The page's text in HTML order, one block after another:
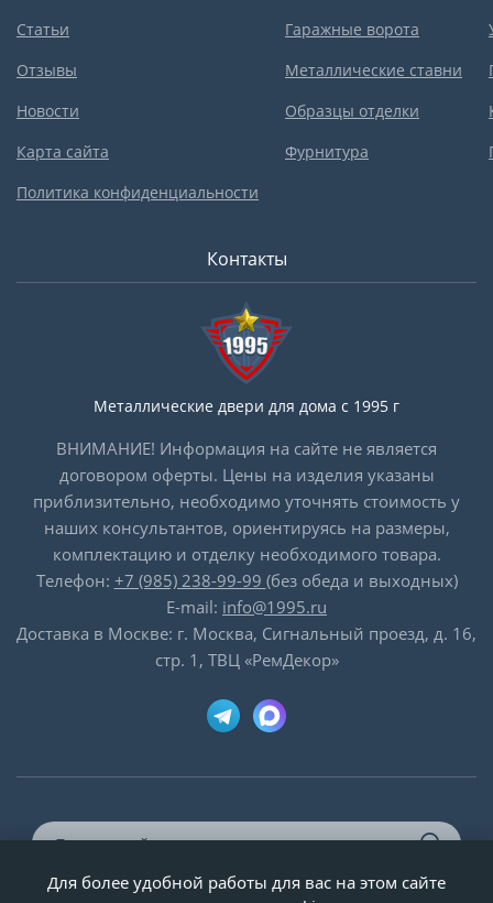
Статьи
Отзывы
Новости
Карта сайта
Политика конфиденциальности
Гаражные ворота
Металлические ставни
Образцы отделки
Фурнитура
Контакты
Металлические двери для дома с 1995 г
ВНИМАНИЕ! Информация на сайте не является
договором оферты. Цены на изделия указаны
приблизительно, необходимо уточнять стоимость у
наших консультантов, ориентируясь на размеры,
комплектацию и отделку необходимого товара.
Телефон: +7 (985) 238-99-99 (без обеда и выходных)
E-mail: info@1995.ru
Доставка в Москве: г. Москва, Сигнальный проезд, д. 16,
стр. 1, ТВЦ «РемДекор»
© ООО «Двери-и-точка», ИНН 5020092947, 1995-2026 г.
Для более удобной работы для вас на этом сайте